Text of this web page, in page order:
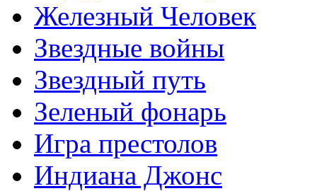
Железный Человек
Звездные войны
Звездный путь
Зеленый фонарь
Игра престолов
Индиана Джонс